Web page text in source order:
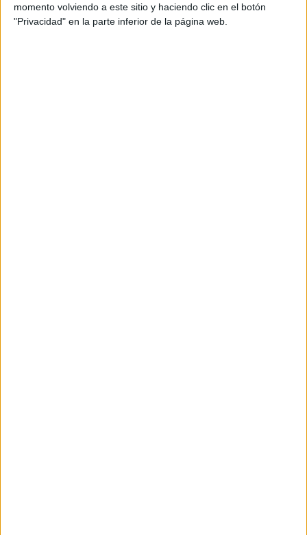
momento volviendo a este sitio y haciendo clic en el botón
"Privacidad" en la parte inferior de la página web.